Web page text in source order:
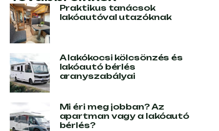
Praktikus tanácsok
lakóautóval utazóknak
A lakókocsi kölcsönzés és
lakóautó bérlés
aranyszabályai
Mi éri meg jobban? Az
apartman vagy a lakóautó
bérlés?